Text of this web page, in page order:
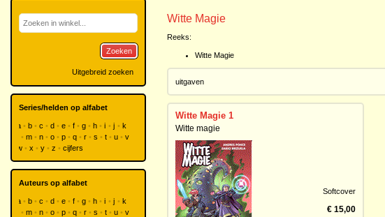
Witte Magie
Reeks:
Witte Magie
uitgaven
Witte Magie 1
Witte magie
Softcover
€ 15,00
Zoeken
Uitgebreid zoeken
Series/helden op alfabet
a b c d e f g h i j
k
m n o p q r s t u
v
w
x y z cijfers
Auteurs op alfabet
a b c d e f g h i j
k
m n o p q r s t u
v